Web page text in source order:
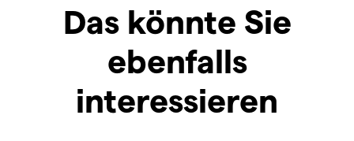
Das könnte Sie
ebenfalls
interessieren